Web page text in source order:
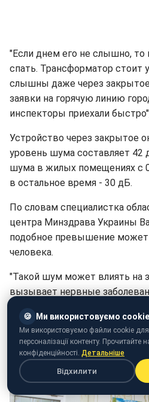
"Если днем его не слышно,
спать. Трансформатор стоит
слышны даже через
заявки на горячую линию
инспекторы приехали
Устройство через закрытое
уровень шума составляет
шума в жилых помещениях с
в остальное время - 30 дБ.
По словам специалистка
центра Минздрава Украины
подобное превышение может
человека.
"Такой шум может влиять на
вызывает нервные
шума в этом доме, мы
чтобы оформили
отмечает она.
🍪 Ми використовуємо cookie
Ми використовуємо файли cookie для
персоналізації контенту. Прочитайте
конфіденційності. Детальніше
Відхилити